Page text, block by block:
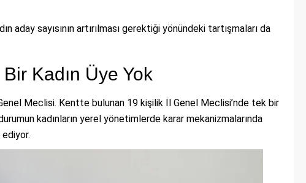
aday sayısının artırılması gerektiği yönündeki tartışmaları da
Kadın Üye Yok
Meclisi. Kentte bulunan 19 kişilik İl Genel Meclisi’nde tek bir
kadınların yerel yönetimlerde karar mekanizmalarında